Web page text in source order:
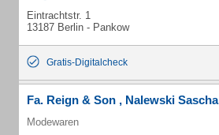
Eintrachtstr. 1
13187 Berlin - Pankow
Gratis-Digitalcheck
Fa. Reign & Son , Nalewski Sascha
Modewaren